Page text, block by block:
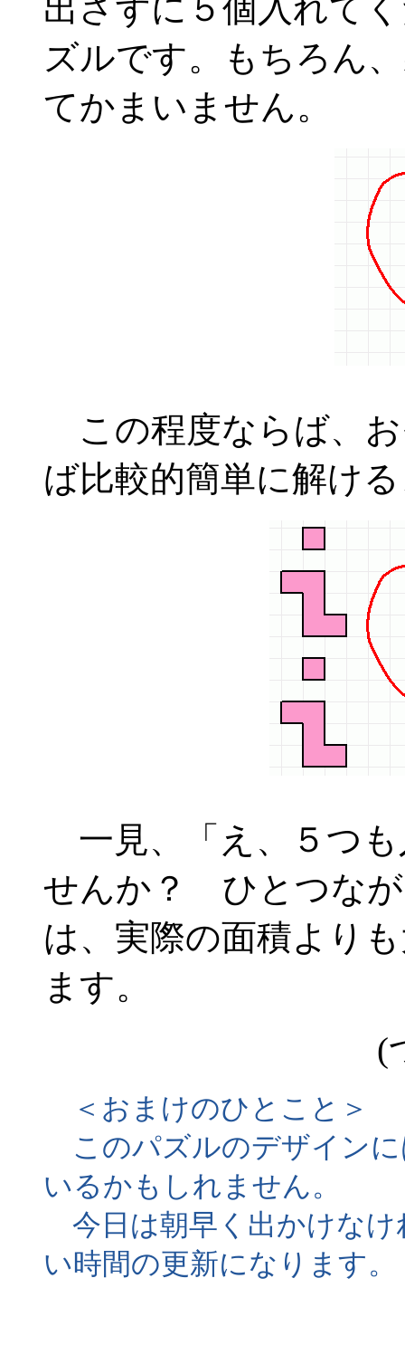
出さずに５個入れて
ズルです。もちろん
てかまいません。
この程度ならば、
ば比較的簡単に解け
一見、「え、５つ
せんか？ ひとつなが
は、実際の面積より
ます。
(
＜おまけのひとこと＞
このパズルのデザインに
いるかもしれません。
今日は朝早く出かけなけ
い時間の更新になります。